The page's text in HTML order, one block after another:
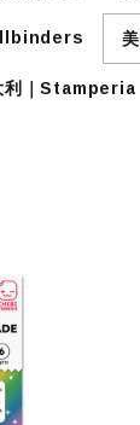
利｜Stamperia